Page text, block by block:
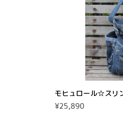
モヒュロール☆スリ
¥25,890